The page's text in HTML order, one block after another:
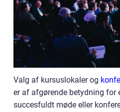
Valg af kursuslokaler og
er af afgørende betydning for
succesfuldt møde eller